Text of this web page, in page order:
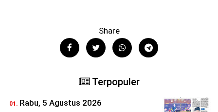
Share
Terpopuler
Rabu, 5 Agustus 2026